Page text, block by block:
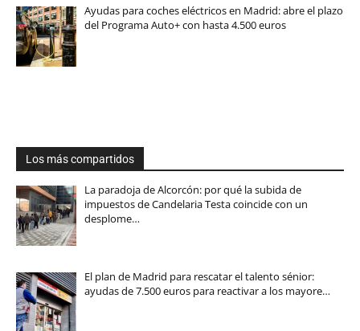
Ayudas para coches eléctricos en Madrid: abre el plazo
del Programa Auto+ con hasta 4.500 euros
Los más compartidos
La paradoja de Alcorcón: por qué la subida de
impuestos de Candelaria Testa coincide con un
desplome…
El plan de Madrid para rescatar el talento sénior:
ayudas de 7.500 euros para reactivar a los mayore…